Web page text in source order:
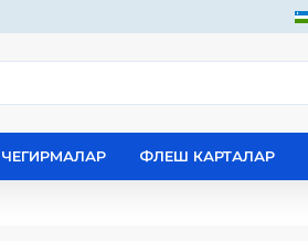
ЧЕГИРМАЛАР ФЛЕШ КАРТАЛАР